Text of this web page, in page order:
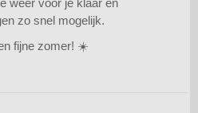
zo snel mogelijk.
fijne zomer! ☀️